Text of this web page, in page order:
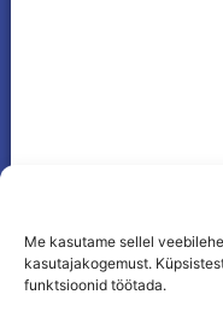
Me kasutame sellel
kasutajakogemust.
funktsioonid töötada.